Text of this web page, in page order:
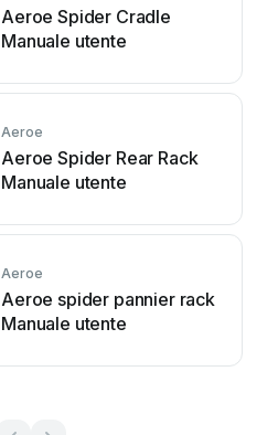
Aeroe Spider Cradle
Manuale utente
Aeroe
Aeroe Spider Rear Rack
Manuale utente
Aeroe
Aeroe spider pannier rack
Manuale utente